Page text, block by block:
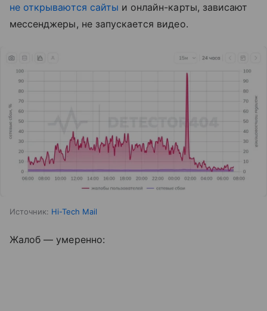
не открываются сайты и онлайн-карты, зависают
мессенджеры, не запускается видео.
Источник: Hi-Tech Mail
Жалоб — умеренно: